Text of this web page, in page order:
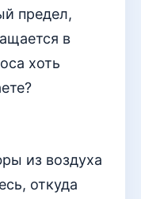
предел,
в
хоть
из воздуха
откуда